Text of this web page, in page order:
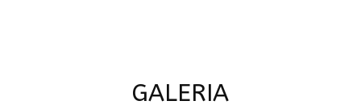
GALERIA